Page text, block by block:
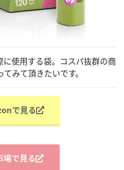
使用する袋。コスパ抜群の商
みて頂きたいです。
で見る
場で見る